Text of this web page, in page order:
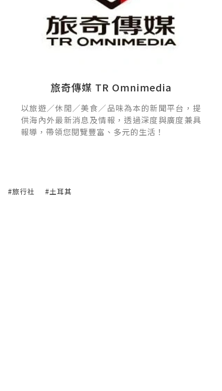
旅奇傳媒 TR Omnimedia
以旅遊／休閒／美食／品味為本的新聞平台，提
供海內外最新消息及情報，透過深度與廣度兼具
報導，帶領您閱覽豐富、多元的生活！
#旅行社 #土耳其